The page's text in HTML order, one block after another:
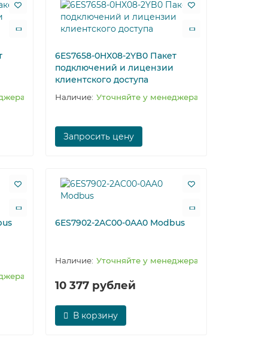
6ES7658-0HX08-2YB0 Пакет
подключений и лицензии
клиентского доступа
Уточняйте у менеджера
Запросить цену
6ES7902-2AC00-0AA0 Modbus
Уточняйте у менеджера
10 377 рублей
В корзину